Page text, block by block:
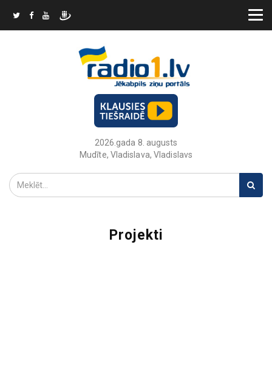
2026.gada 8. augusts
Mudīte, Vladislava, Vladislavs
Projekti